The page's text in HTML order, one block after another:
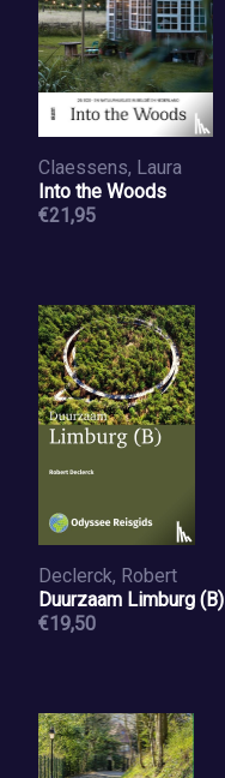
Claessens, Laura
Into the Woods
€21,95
Declerck, Robert
Duurzaam Limburg (B)
€19,50